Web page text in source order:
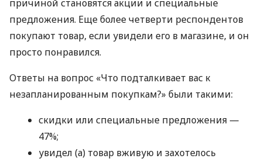
причиной становятся акции и специальные
предложения. Еще более четверти респондентов
покупают товар, если увидели его в магазине, и он
просто понравился.
Ответы на вопрос «Что подталкивает вас к
незапланированным покупкам?» были такими:
скидки или специальные предложения —
47%;
увидел (а) товар вживую и захотелось